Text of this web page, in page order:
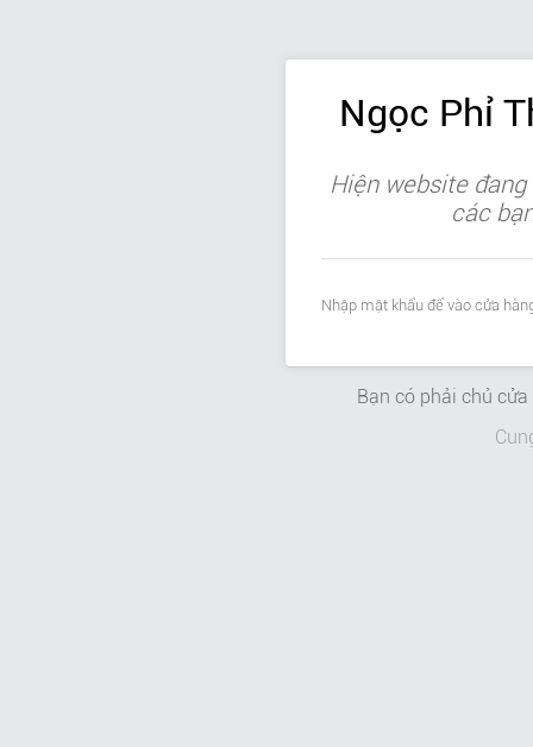
Ngọc Phỉ
Hiện website
các
Nhập mật khẩu để vào cửa
Bạn có phải chủ